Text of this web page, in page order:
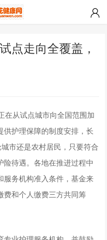
点走向全覆盖，
在从试点城市向全国范围加
护理保障的制度安排，长
市还是农村居民，只要符合
待遇。各地在推进过程中
服务机构准入条件，基金来
费和个人缴费三方共同筹